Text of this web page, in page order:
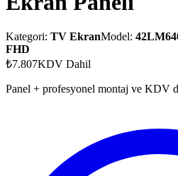
Kategori: TV EkranModel:
FHD
₺7.807KDV Dahil
Panel + profesyonel montaj ve KDV